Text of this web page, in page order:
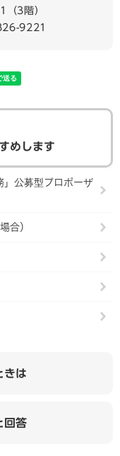
（3階）
9221
めします
」公募型プロポーザ
合）
きは
回答